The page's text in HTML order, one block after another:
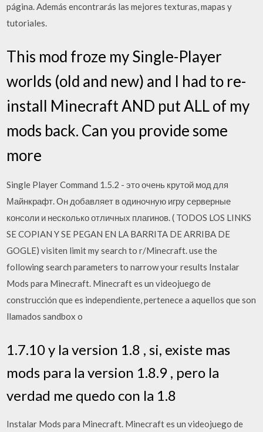
página. Además encontrarás las mejores texturas, mapas y
tutoriales.
This mod froze my Single-Player
worlds (old and new) and I had to re-
install Minecraft AND put ALL of my
mods back. Can you provide some
more
Single Player Command 1.5.2 - это очень крутой мод для
Майнкрафт. Он добавляет в одиночную игру серверные
консоли и несколько отличных плагинов. ( TODOS LOS LINKS
SE COPIAN Y SE PEGAN EN LA BARRITA DE ARRIBA DE
GOGLE) visiten limit my search to r/Minecraft. use the
following search parameters to narrow your results Instalar
Mods para Minecraft. Minecraft es un videojuego de
construcción que es independiente, pertenece a aquellos que son
llamados sandbox o
1.7.10 y la version 1.8 , si, existe mas
mods para la version 1.8.9 , pero la
verdad me quedo con la 1.8
Instalar Mods para Minecraft. Minecraft es un videojuego de